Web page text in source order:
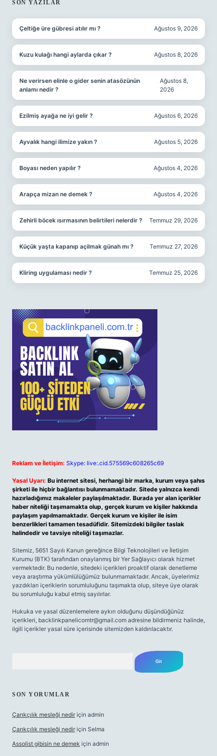
SIDEBAR
SON YAZILAR
Çeltiğe üre gübresi atılır mı ? Ağustos 9, 2026
Kuzu kulağı hangi aylarda çıkar ? Ağustos 8, 2026
Ne verirsen elinle o gider senin atasözünün
anlamı nedir ?
Ağustos 8,
2026
Ezilmiş ayağa ne iyi gelir ? Ağustos 6, 2026
Ayvalık hangi ilimize yakın ? Ağustos 5, 2026
Boyası neden yapılır ? Ağustos 4, 2026
Arapça mizan ne demek ? Ağustos 4, 2026
Zehirli böcek ısırmasının belirtileri nelerdir ? Temmuz 29, 2026
Küçük yaşta kapanıp açilmak günah mı ? Temmuz 27, 2026
Kliring uygulaması nedir ? Temmuz 25, 2026
Reklam ve İletişim: Skype: live:.cid.575569c608265c69
Yasal Uyarı: Bu internet sitesi, herhangi bir marka, kurum veya şahıs
şirketi ile hiçbir bağlantısı bulunmamaktadır. Sitede yalnızca kendi
hazırladığımız makaleler paylaşılmaktadır. Burada yer alan içerikler
haber niteliği taşımamakta olup, gerçek kurum ve kişiler hakkında
paylaşım yapılmamaktadır. Gerçek kurum ve kişiler ile isim
benzerlikleri tamamen tesadüfidir. Sitemizdeki bilgiler taslak
halindedir ve tavsiye niteliği taşımazlar.
Sitemiz, 5651 Sayılı Kanun gereğince Bilgi Teknolojileri ve İletişim
Kurumu (BTK) tarafından onaylanmış bir Yer Sağlayıcı olarak hizmet
vermektedir. Bu nedenle, sitedeki içerikleri proaktif olarak denetleme
veya araştırma yükümlülüğümüz bulunmamaktadır. Ancak, üyelerimiz
yazdıkları içeriklerin sorumluluğunu taşımakta olup, siteye üye olarak
bu sorumluluğu kabul etmiş sayılırlar.
Hukuka ve yasal düzenlemelere aykırı olduğunu düşündüğünüz
içerikleri, backlinkpanelicomtr@gmail.com adresine bildirmeniz halinde,
ilgili içerikler yasal süre içerisinde sitemizden kaldırılacaktır.
SON YORUMLAR
Çarıkçılık mesleği nedir için admin
Çarıkçılık mesleği nedir için Selma
Assolist gibisin ne demek için admin